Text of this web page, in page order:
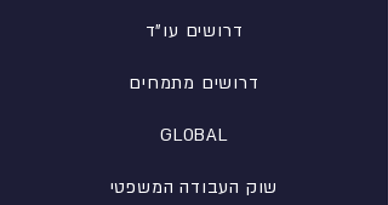
דרושים עו"ד
דרושים מתמחים
GLOBAL
שוק העבודה המשפטי